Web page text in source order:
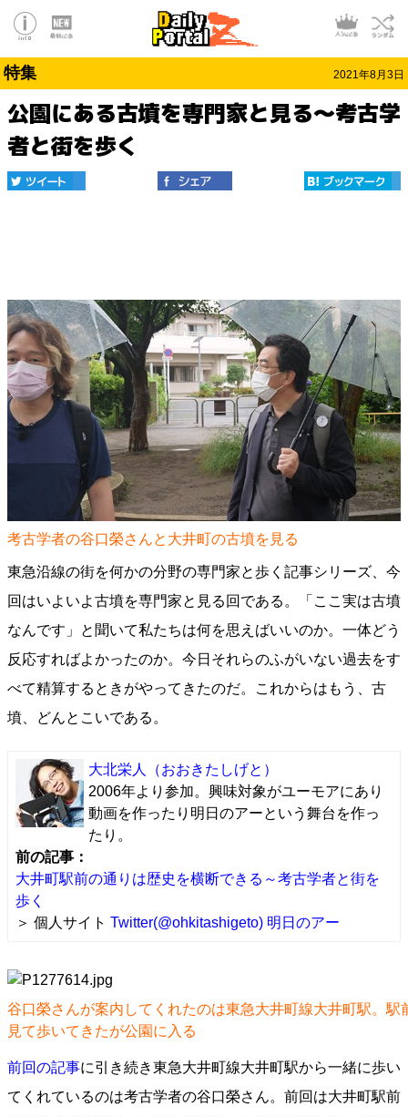
特集 2021年8月3日
公園にある古墳を専門家と見る～考古学
者と街を歩く
考古学者の谷口榮さんと大井町の古墳を見る
東急沿線の街を何かの分野の専門家と歩く記事シリーズ、今
回はいよいよ古墳を専門家と見る回である。「ここ実は古墳
なんです」と聞いて私たちは何を思えばいいのか。一体どう
反応すればよかったのか。今日それらのふがいない過去をす
べて精算するときがやってきたのだ。これからはもう、古
墳、どんとこいである。
大北栄人
（おおきたしげと）
2006年より参加。興味対象がユーモアにあり
動画を作ったり明日のアーという舞台を作っ
たり。
前の記事：
大井町駅前の通りは歴史を横断できる～考古学者と街を
歩く
＞ 個人サイト Twitter(@ohkitashigeto) 明日のアー
谷口榮さんが案内してくれたのは東急大井町線大井町駅。駅
見て歩いてきたが公園に入る
前回の記事に引き続き東急大井町線大井町駅から一緒に歩い
てくれているのは考古学者の谷口榮さん。前回は大井町駅前